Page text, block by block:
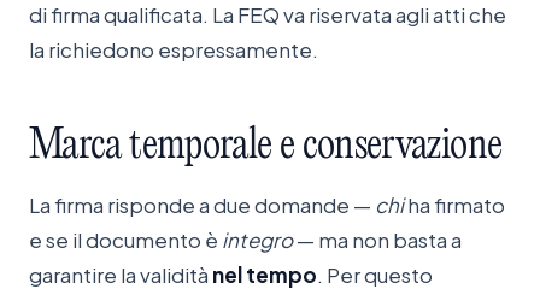
di firma qualificata. La FEQ va riservata agli atti che
la richiedono espressamente.
Marcatemporale e conservazione
La firma risponde a due domande — chiha firmato
e se il documento è integro— ma non basta a
garantire la validità nel tempo. Per questo